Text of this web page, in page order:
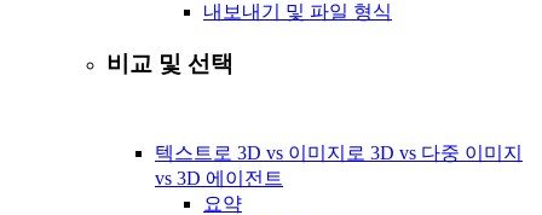
내보내기 및 파일 형식
비교 및 선택
텍스트로 3D vs 이미지로 3D vs 다중 이미지
vs 3D 에이전트
요약